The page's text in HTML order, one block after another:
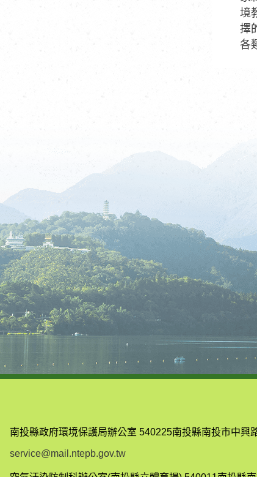
境
擇
各
南投縣政府環境保護局辦公室 540225南投縣南投市中興
service@mail.ntepb.gov.tw